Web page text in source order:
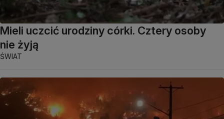
Mieli uczcić urodziny córki. Cztery osoby
nie żyją
ŚWIAT